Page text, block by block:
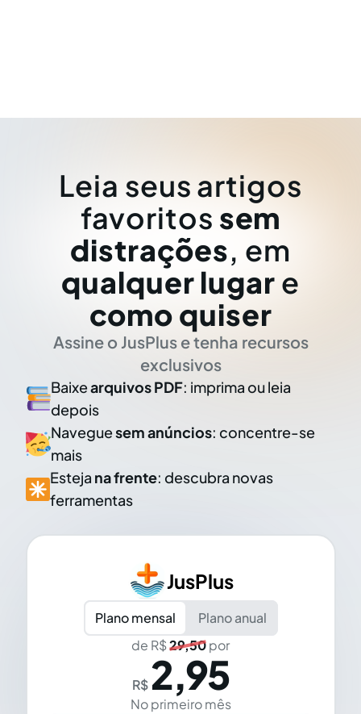
Leia seus artigos
favoritos sem
distrações, em
qualquer lugar e
como quiser
Assine o JusPlus e tenha recursos
exclusivos
Baixearquivos PDF: imprima ou leia
depois
Naveguesem anúncios: concentre-se
mais
Esteja na frente: descubra novas
ferramentas
JusPlus
Plano mensal
Plano anual
de R$29,50por
R$ 2,95
No primeiro mês